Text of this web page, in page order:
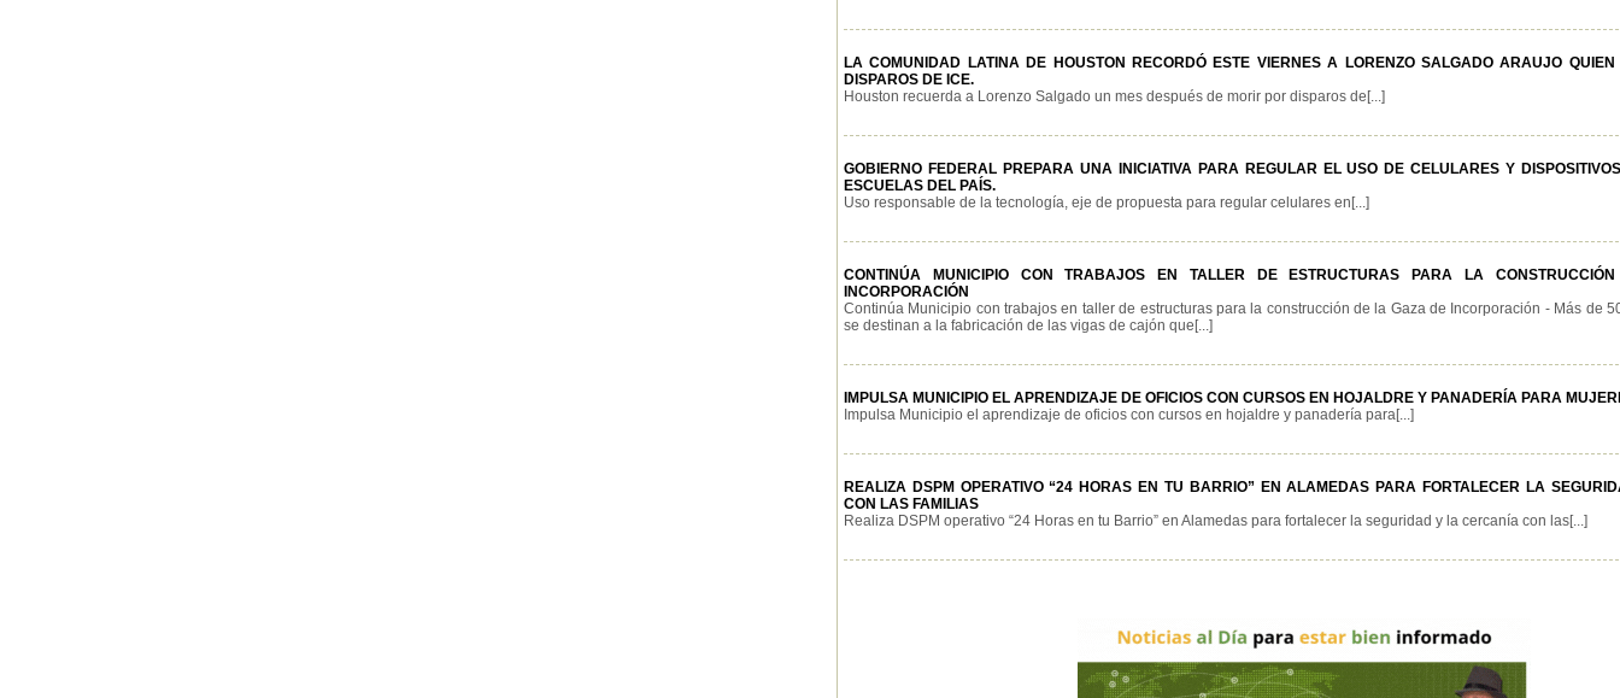
LA COMUNIDAD LATINA DE HOUSTON RECORDÓ ESTE VIERNES A LORENZO SALGADO ARAUJO
DISPAROS DE ICE.
Houston recuerda a Lorenzo Salgado un mes después de morir por disparos de[...]
GOBIERNO FEDERAL PREPARA UNA INICIATIVA PARA REGULAR EL USO DE CELULARES Y
ESCUELAS DEL PAÍS.
Uso responsable de la tecnología, eje de propuesta para regular celulares en[...]
CONTINÚA MUNICIPIO CON TRABAJOS EN TALLER DE ESTRUCTURAS PARA LA
INCORPORACIÓN
Continúa Municipio con trabajos en taller de estructuras para la construcción de la Gaza de Incorporación - Más de
se destinan a la fabricación de las vigas de cajón que[...]
IMPULSA MUNICIPIO EL APRENDIZAJE DE OFICIOS CON CURSOS EN HOJALDRE Y PANADERÍA PARA
Impulsa Municipio el aprendizaje de oficios con cursos en hojaldre y panadería para[...]
REALIZA DSPM OPERATIVO “24 HORAS EN TU BARRIO” EN ALAMEDAS PARA FORTALECER LA
CON LAS FAMILIAS
Realiza DSPM operativo “24 Horas en tu Barrio” en Alamedas para fortalecer la seguridad y la cercanía con las[...]